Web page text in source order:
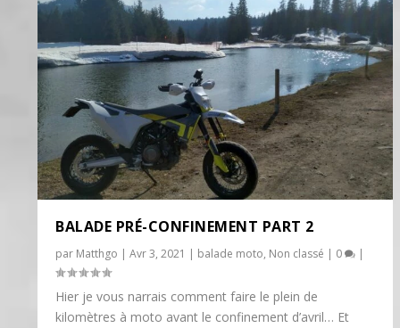
BALADE PRÉ-CONFINEMENT PART 2
par Matthgo |Avr 3, 2021 | balade moto, Non classé | 0 |
Hier je vous narrais comment faire le plein de
kilomètres à moto avant le confinement d’avril… Et